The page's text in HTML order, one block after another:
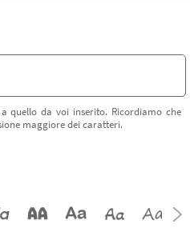
quello da voi inserito. Ricordiamo che
maggiore dei caratteri.